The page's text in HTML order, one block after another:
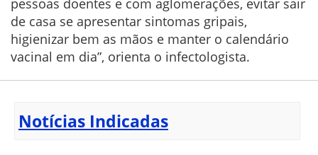
pessoas doentes e com aglomerações, evitar sair
de casa se apresentar sintomas gripais,
higienizar bem as mãos e manter o calendário
vacinal em dia”, orienta o infectologista.
Notícias Indicadas